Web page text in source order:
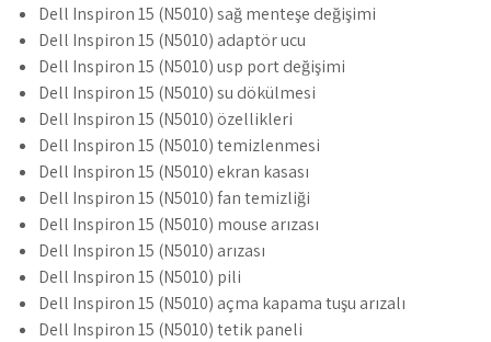
Dell Inspiron 15 (N5010) sağ menteşe değişimi
Dell Inspiron 15 (N5010) adaptör ucu
Dell Inspiron 15 (N5010) usp port değişimi
Dell Inspiron 15 (N5010) su dökülmesi
Dell Inspiron 15 (N5010) özellikleri
Dell Inspiron 15 (N5010) temizlenmesi
Dell Inspiron 15 (N5010) ekran kasası
Dell Inspiron 15 (N5010) fan temizliği
Dell Inspiron 15 (N5010) mouse arızası
Dell Inspiron 15 (N5010) arızası
Dell Inspiron 15 (N5010) pili
Dell Inspiron 15 (N5010) açma kapama tuşu arızalı
Dell Inspiron 15 (N5010) tetik paneli